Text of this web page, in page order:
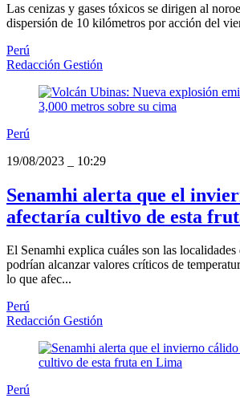
Las cenizas y gases tóxicos se dirigen al
dispersión de 10 kilómetros por acción del
Perú
Redacción Gestión
Perú
19/08/2023
10:29
Senamhi alerta que el
afectaría cultivo de esta
El Senamhi explica cuáles son las
podrían alcanzar valores críticos de
lo que afec...
Perú
Redacción Gestión
Perú